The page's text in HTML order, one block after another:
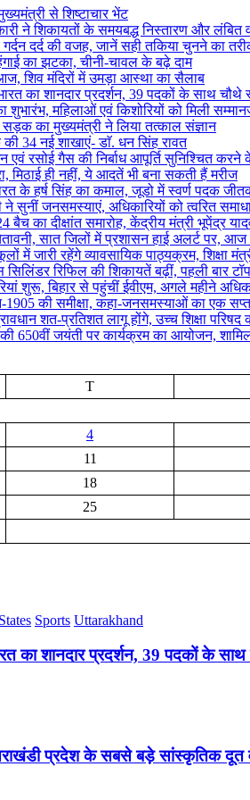
से शिष्टाचार भेंट
ने शिकायतों के समयबद्ध निस्तारण और लंबित
दर्द की वजह, जानें सही तकिया चुनने का
का झटका, चीनी-चावल के बढ़े दाम
शिव मंदिरों में उमड़ा आस्था का सैलाब
का शानदार प्रदर्शन, 39 पदकों के साथ चौथे
महिलाओं एवं किशोरियों को मिली
सड़क का मुख्यमंत्री ने लिया तत्काल संज्ञान
34 नई शाखाएं- डाॅ. धन सिंह रावत
एवं रसोई गैस की निर्बाध आपूर्ति सुनिश्चित करने
मिठाई ही नहीं, ये आदतें भी बना सकती हैं मरीज
के हर्ष सिंह का कमाल, जूडो में स्वर्ण पदक
ने सुनीं जनसमस्याएं, अधिकारियों को त्वरित
का दीक्षांत समारोह, केंद्रीय मंत्री भूपेंद्र
सात जिलों में प्रशासन हाई अलर्ट पर,
में जारी रहेंगे व्यावसायिक पाठ्यक्रम, शिक्षा
सिलिंडर रिफिल की शिकायतें बढ़ीं, पहली बार
शुरू, बिहार से पहुंचीं ईवीएम, अगले महीने
1905 की समीक्षा, कहा-जनसमस्याओं का एक
शत-प्रतिशत लागू होंगे, उच्च शिक्षा
650वीं जयंती पर कार्यक्रम का आयोजन,
T
4
11
18
25
Sports Uttarakhand
का शानदार प्रदर्शन, 39 पदकों के साथ
प्रदेश के सबसे बड़े सांस्कृतिक दूत